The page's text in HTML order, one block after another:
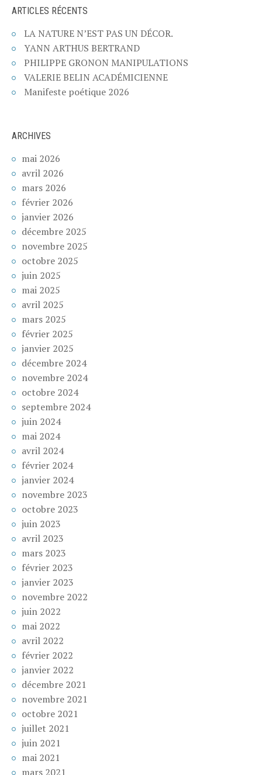
ARTICLES RÉCENTS
LA NATURE N’EST PAS UN DÉCOR.
YANN ARTHUS BERTRAND
PHILIPPE GRONON MANIPULATIONS
VALERIE BELIN ACADÉMICIENNE
Manifeste poétique 2026
ARCHIVES
mai 2026
avril 2026
mars 2026
février 2026
janvier 2026
décembre 2025
novembre 2025
octobre 2025
juin 2025
mai 2025
avril 2025
mars 2025
février 2025
janvier 2025
décembre 2024
novembre 2024
octobre 2024
septembre 2024
juin 2024
mai 2024
avril 2024
février 2024
janvier 2024
novembre 2023
octobre 2023
juin 2023
avril 2023
mars 2023
février 2023
janvier 2023
novembre 2022
juin 2022
mai 2022
avril 2022
février 2022
janvier 2022
décembre 2021
novembre 2021
octobre 2021
juillet 2021
juin 2021
mai 2021
mars 2021